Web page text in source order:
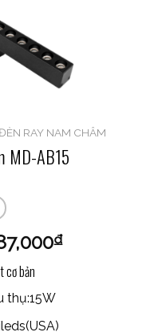
RAY NAM CHÂM
MD-AB15
₫
cơ bản
thụ:15W